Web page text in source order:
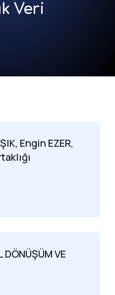
Veri
Engin EZER,
DÖNÜŞÜM VE